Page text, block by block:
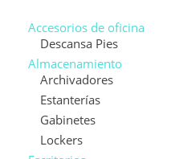
Accesorios de oficina
Descansa Pies
Almacenamiento
Archivadores
Estanterías
Gabinetes
Lockers